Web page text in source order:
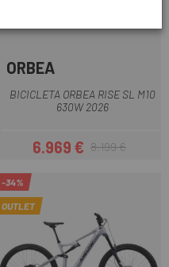
ORBEA
BICICLETA ORBEA RISE SL M10
630W 2026
Preu
6.969 €Preu regular
8.199 €
-34%
OUTLET